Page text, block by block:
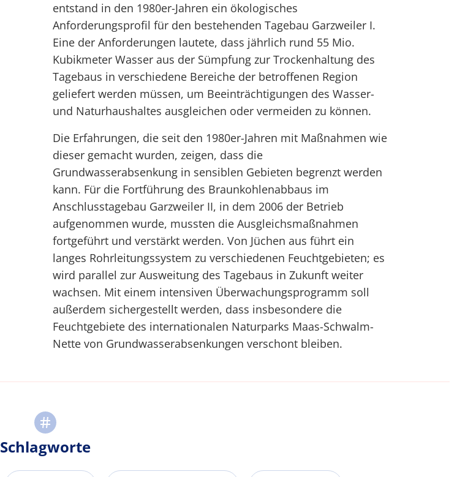
entstand in den 1980er-Jahren ein ökologisches
Anforderungsprofil für den bestehenden Tagebau Garzweiler I.
Eine der Anforderungen lautete, dass jährlich rund 55 Mio.
Kubikmeter Wasser aus der Sümpfung zur Trockenhaltung des
Tagebaus in verschiedene Bereiche der betroffenen Region
geliefert werden müssen, um Beeinträchtigungen des Wasser-
und Naturhaushaltes ausgleichen oder vermeiden zu können.
Die Erfahrungen, die seit den 1980er-Jahren mit Maßnahmen wie
dieser gemacht wurden, zeigen, dass die
Grundwasserabsenkung in sensiblen Gebieten begrenzt werden
kann. Für die Fortführung des Braunkohlenabbaus im
Anschlusstagebau Garzweiler II, in dem 2006 der Betrieb
aufgenommen wurde, mussten die Ausgleichsmaßnahmen
fortgeführt und verstärkt werden. Von Jüchen aus führt ein
langes Rohrleitungssystem zu verschiedenen Feuchtgebieten; es
wird parallel zur Ausweitung des Tagebaus in Zukunft weiter
wachsen. Mit einem intensiven Überwachungsprogramm soll
außerdem sichergestellt werden, dass insbesondere die
Feuchtgebiete des internationalen Naturparks Maas-Schwalm-
Nette von Grundwasserabsenkungen verschont bleiben.
Schlagworte